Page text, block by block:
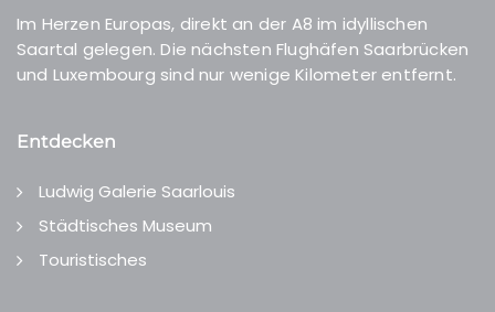
Im Herzen Europas, direkt an der A8 im idyllischen
Saartal gelegen. Die nächsten Flughäfen Saarbrücken
und Luxembourg sind nur wenige Kilometer entfernt.
Entdecken
Ludwig Galerie Saarlouis
Städtisches Museum
Touristisches